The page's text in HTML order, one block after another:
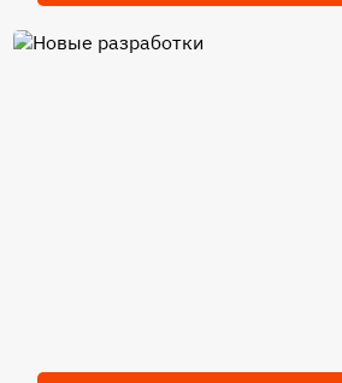
Новые разработки